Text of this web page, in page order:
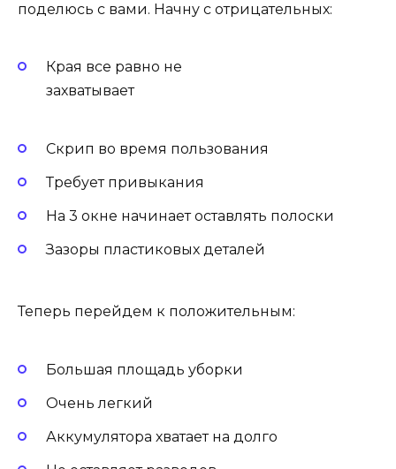
поделюсь с вами. Начну с отрицательных:
Края все равно не
захватывает
Скрип во время пользования
Требует привыкания
На 3 окне начинает оставлять полоски
Зазоры пластиковых деталей
Теперь перейдем к положительным:
Большая площадь уборки
Очень легкий
Аккумулятора хватает на долго